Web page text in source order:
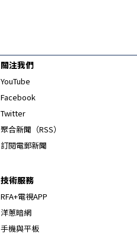
關注我們
YouTube
Facebook
Twitter
聚合新聞（RSS）
訂閱電郵新聞
技術服務
RFA+電視APP
洋蔥暗網
手機與平板